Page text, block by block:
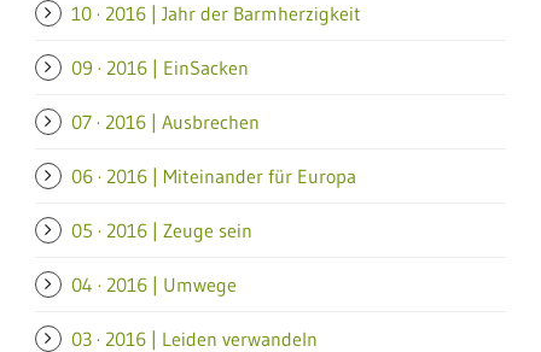
10 · 2016 | Jahr der Barmherzigkeit
09 · 2016 | EinSacken
07 · 2016 | Ausbrechen
06 · 2016 | Miteinander für Europa
05 · 2016 | Zeuge sein
04 · 2016 | Umwege
03 · 2016 | Leiden verwandeln